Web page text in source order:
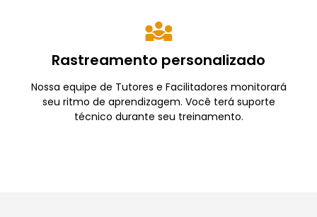
Rastreamento personalizado
Nossa equipe de Tutores e Facilitadores monitorará
seu ritmo de aprendizagem. Você terá suporte
técnico durante seu treinamento.